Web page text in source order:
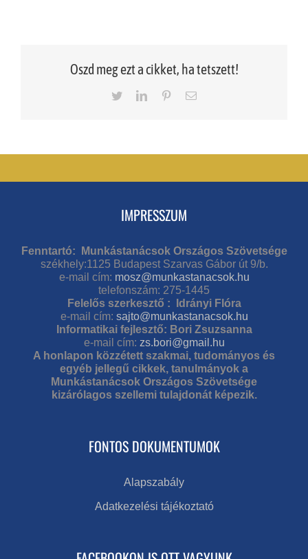
Oszd meg ezt a cikket, ha tetszett!
TwitterLinkedInPinterestEmail
IMPRESSZUM
Fenntartó: Munkástanácsok Országos Szövetsége
székhely:1125 Budapest Szarvas Gábor út 9/b.
e-mail cím: mosz@munkastanacsok.hu
telefonszám: 275-1445
Felelős szerkesztő : Idrányi Flóra
e-mail cím: sajto@munkastanacsok.hu
Informatikai fejlesztő: Bori Zsuzsanna
e-mail cím: zs.bori@gmail.hu
A honlapon közzétett szakmai, tudományos és
egyéb jellegű cikkek, tanulmányok a
Munkástanácsok Országos Szövetsége
kizárólagos szellemi tulajdonát képezik.
FONTOS DOKUMENTUMOK
Alapszabály
Adatkezelési tájékoztató